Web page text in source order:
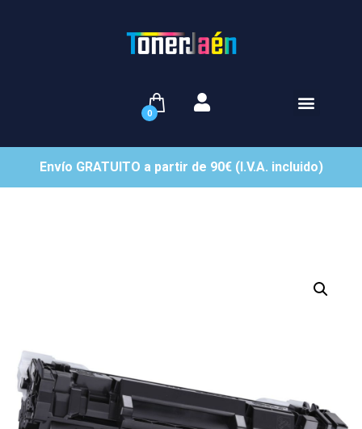
0
Envío GRATUITO a partir de 90€ (I.V.A. incluido)